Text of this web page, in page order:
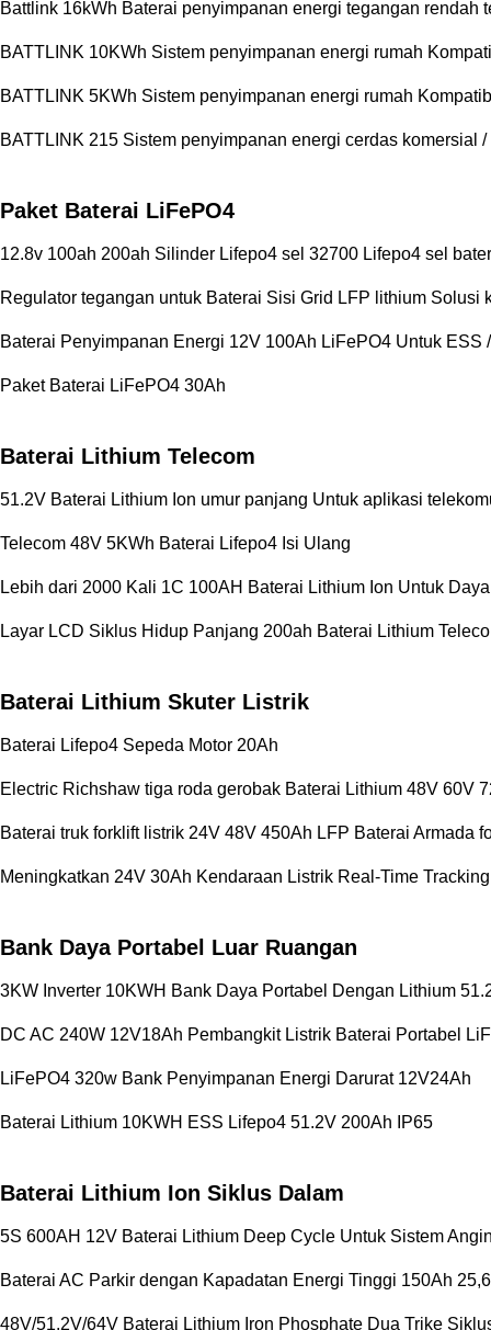
Battlink 16kWh Baterai penyimpanan energi tegangan rendah
BATTLINK 10KWh Sistem penyimpanan energi rumah
BATTLINK 5KWh Sistem penyimpanan energi rumah
BATTLINK 215 Sistem penyimpanan energi cerdas komersial
Paket Baterai LiFePO4
12.8v 100ah 200ah Silinder Lifepo4 sel 32700 Lifepo4 sel
Regulator tegangan untuk Baterai Sisi Grid LFP lithium Solusi
Baterai Penyimpanan Energi 12V 100Ah LiFePO4 Untuk ESS
Paket Baterai LiFePO4 30Ah
Baterai Lithium Telecom
51.2V Baterai Lithium Ion umur panjang Untuk aplikasi
Telecom 48V 5KWh Baterai Lifepo4 Isi Ulang
Lebih dari 2000 Kali 1C 100AH ​​Baterai Lithium Ion Untuk
Layar LCD Siklus Hidup Panjang 200ah Baterai Lithium
Baterai Lithium Skuter Listrik
Baterai Lifepo4 Sepeda Motor 20Ah
Electric Richshaw tiga roda gerobak Baterai Lithium 48V 60V
Baterai truk forklift listrik 24V 48V 450Ah LFP Baterai Armada
Meningkatkan 24V 30Ah Kendaraan Listrik Real-Time
Bank Daya Portabel Luar Ruangan
3KW Inverter 10KWH Bank Daya Portabel Dengan Lithium
DC AC 240W 12V18Ah Pembangkit Listrik Baterai Portabel
LiFePO4 320w Bank Penyimpanan Energi Darurat 12V24Ah
Baterai Lithium 10KWH ESS Lifepo4 51.2V 200Ah IP65
Baterai Lithium Ion Siklus Dalam
5S 600AH 12V Baterai Lithium Deep Cycle Untuk Sistem
Baterai AC Parkir dengan Kapadatan Energi Tinggi 150Ah
48V/51.2V/64V Baterai Lithium Iron Phosphate Dua Trike